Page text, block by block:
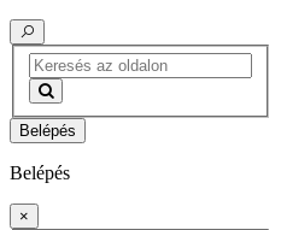
Belépés
Belépés
×